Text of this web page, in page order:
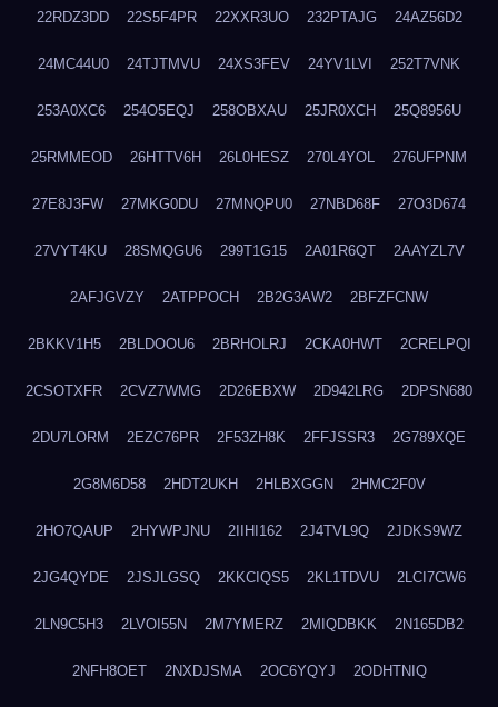
22RDZ3DD 22S5F4PR 22XXR3UO 232PTAJG 24AZ56D2
24MC44U0 24TJTMVU 24XS3FEV 24YV1LVI 252T7VNK
253A0XC6 254O5EQJ 258OBXAU 25JR0XCH 25Q8956U
25RMMEOD 26HTTV6H 26L0HESZ 270L4YOL 276UFPNM
27E8J3FW 27MKG0DU 27MNQPU0 27NBD68F 27O3D674
27VYT4KU 28SMQGU6 299T1G15 2A01R6QT 2AAYZL7V
2AFJGVZY 2ATPPOCH 2B2G3AW2 2BFZFCNW
2BKKV1H5 2BLDOOU6 2BRHOLRJ 2CKA0HWT 2CRELPQI
2CSOTXFR 2CVZ7WMG 2D26EBXW 2D942LRG 2DPSN680
2DU7LORM 2EZC76PR 2F53ZH8K 2FFJSSR3 2G789XQE
2G8M6D58 2HDT2UKH 2HLBXGGN 2HMC2F0V
2HO7QAUP 2HYWPJNU 2IIHI162 2J4TVL9Q 2JDKS9WZ
2JG4QYDE 2JSJLGSQ 2KKCIQS5 2KL1TDVU 2LCI7CW6
2LN9C5H3 2LVOI55N 2M7YMERZ 2MIQDBKK 2N165DB2
2NFH8OET 2NXDJSMA 2OC6YQYJ 2ODHTNIQ